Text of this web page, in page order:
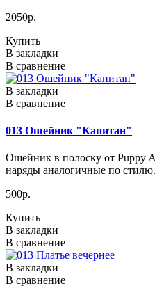
2050р.
Купить
В закладки
В сравнение
В закладки
В сравнение
013 Ошейник "Капитан"
Ошейник в полоску от Puppy
наряды аналогичные по
500р.
Купить
В закладки
В сравнение
В закладки
В сравнение